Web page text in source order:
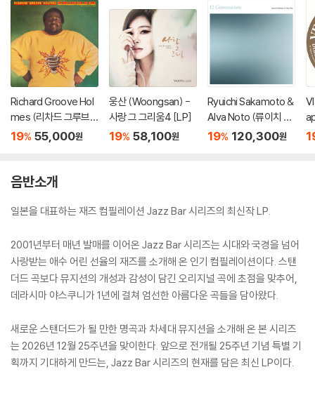
Richard Groove Hol
mes (리차드 그루브
홈스) - Six Million Doll
19% 55,000원
웅산 (Woongsan) -
사랑 그 그리움4 [LP]
19% 58,100원
Ryuichi Sakamoto &
Alva Noto (류이치 사
카모토 & 알바 노토) -
19% 120,300원
음반소개
일본을 대표하는 재즈 컴필레이션 Jazz Bar 시리즈의 최신작 LP.
2001년부터 매년 발매를 이어온 Jazz Bar 시리즈는 시대와 국경을 넘어
사랑받는 애수 어린 선율의 재즈를 소개해 온 인기 컴필레이션이다. 스탠
더드 곡보다 뮤지션의 개성과 감성이 담긴 오리지널 곡에 초점을 맞추어,
데라시마 야스쿠니가 1년에 걸쳐 엄선한 아름다운 곡들을 담아왔다.
새로운 스탠더드가 될 만한 명곡과 차세대 뮤지션을 소개해 온 본 시리즈
는 2026년 12월 25주년을 맞이한다. 앞으로 전개될 25주년 기념 특별 기
획까지 기대하게 만드는, Jazz Bar 시리즈의 현재를 담은 최신 LP이다.